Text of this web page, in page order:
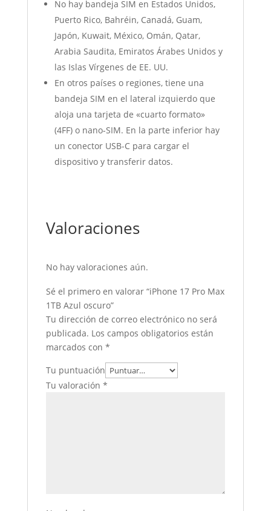
No hay bandeja SIM en Estados Unidos,
Puerto Rico, Bahréin, Canadá, Guam,
Japón, Kuwait, México, Omán, Qatar,
Arabia Saudita, Emiratos Árabes Unidos y
las Islas Vírgenes de EE. UU.
En otros países o regiones, tiene una
bandeja SIM en el lateral izquierdo que
aloja una tarjeta de «cuarto formato»
(4FF) o nano-SIM. En la parte inferior hay
un conector USB-C para cargar el
dispositivo y transferir datos.
Valoraciones
No hay valoraciones aún.
Sé el primero en valorar “iPhone 17 Pro Max
1TB Azul oscuro”
Tu dirección de correo electrónico no será
publicada. Los campos obligatorios están
marcados con *
Tu puntuación
Tu valoración *